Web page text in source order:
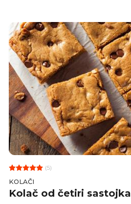
(5)
KOLAČI
Kolač od četiri sastojka